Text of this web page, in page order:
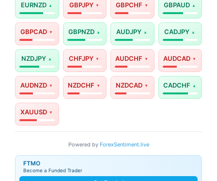
EURNZD GBPJPY GBPCHF GBPAUD
GBPCAD GBPNZD AUDJPY CADJPY
NZDJPY CHFJPY AUDCHF AUDCAD
AUDNZD NZDCHF NZDCAD CADCHF
XAUUSD
Powered by ForexSentiment.live
FTMO
Become a Funded Trader